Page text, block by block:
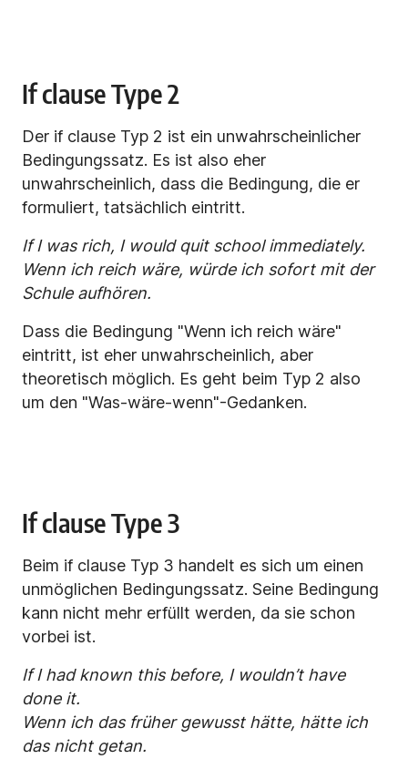
If clause Type 2
Der if clause Typ 2 ist ein unwahrscheinlicher
Bedingungssatz. Es ist also eher
unwahrscheinlich, dass die Bedingung, die er
formuliert, tatsächlich eintritt.
If I was rich, I would quit school immediately.
Wenn ich reich wäre, würde ich sofort mit der
Schule aufhören.
Dass die Bedingung "Wenn ich reich wäre"
eintritt, ist eher unwahrscheinlich, aber
theoretisch möglich. Es geht beim Typ 2 also
um den "Was-wäre-wenn"-Gedanken.
If clause Type 3
Beim if clause Typ 3 handelt es sich um einen
unmöglichen Bedingungssatz. Seine Bedingung
kann nicht mehr erfüllt werden, da sie schon
vorbei ist.
If I had known this before, I wouldn’t have
done it.
Wenn ich das früher gewusst hätte, hätte ich
das nicht getan.